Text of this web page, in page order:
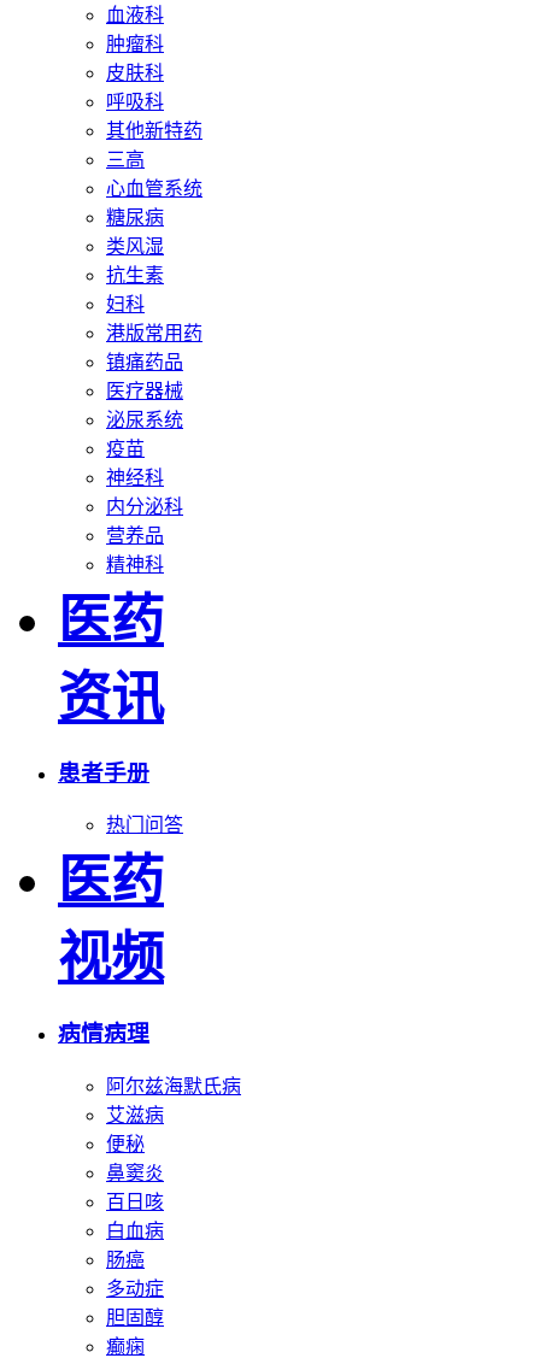
血液科
肿瘤科
皮肤科
呼吸科
其他新特药
三高
心血管系统
糖尿病
类风湿
抗生素
妇科
港版常用药
镇痛药品
医疗器械
泌尿系统
疫苗
神经科
内分泌科
营养品
精神科
医药
资讯
患者手册
热门问答
医药
视频
病情病理
阿尔兹海默氏病
艾滋病
便秘
鼻窦炎
百日咳
白血病
肠癌
多动症
胆固醇
癫痫